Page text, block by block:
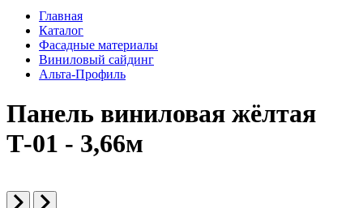
Главная
Каталог
Фасадные материалы
Виниловый сайдинг
Альта-Профиль
Панель виниловая жёлтая
Т-01 - 3,66м